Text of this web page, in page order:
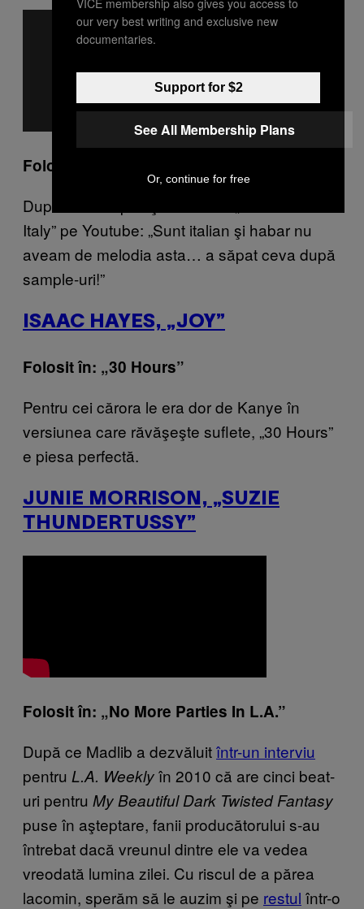
Folosit în: „Famous”
După cum a spus şi un userul „BeatProvider
Italy” pe Youtube: „Sunt italian şi habar nu
aveam de melodia asta… a săpat ceva după
sample-uri!”
ISAAC HAYES, „JOY”
Folosit în: „30 Hours”
Pentru cei cărora le era dor de Kanye în
versiunea care răvăşeşte suflete, „30 Hours”
e piesa perfectă.
JUNIE MORRISON, „SUZIE
THUNDERTUSSY”
Folosit în: „No More Parties In L.A.”
După ce Madlib a dezvăluitîntr-un interviu
pentru L.A. Weeklyîn 2010 că are cinci beat-
uri pentru My Beautiful Dark Twisted Fantasy
puse în aşteptare, fanii producătorului s-au
întrebat dacă vreunul dintre ele va vedea
vreodată lumina zilei. Cu riscul de a părea
lacomin, sperăm să le auzim şi pe restul într-o
our very best writing and exclusive new
documentaries.
Support for $2
See All Membership Plans
Or, continue for free